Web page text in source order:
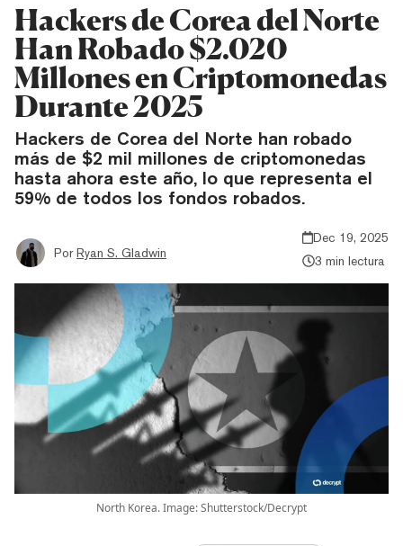
Hackers de Corea del Norte
Han Robado $2.020
Millones en Criptomonedas
Durante 2025
Hackers de Corea del Norte han robado
más de $2 mil millones de criptomonedas
hasta ahora este año, lo que representa el
59% de todos los fondos robados.
Por Ryan S. Gladwin
Dec 19, 2025
3 min lectura
North Korea. Image: Shutterstock/Decrypt